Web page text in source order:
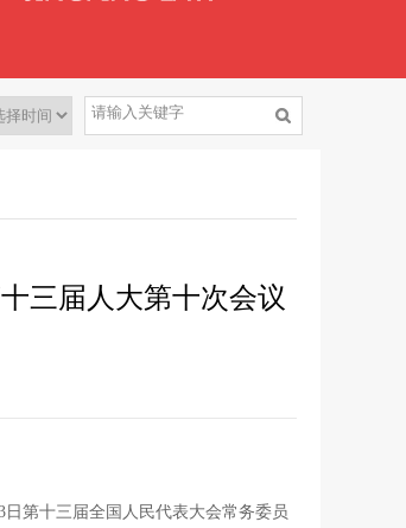
三届人大第十次会议
第十三届全国人民代表大会常务委员